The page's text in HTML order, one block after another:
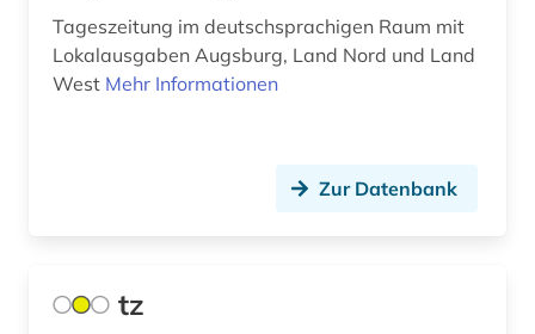
international (1)
internationale politik (1)
israel (4)
Tageszeitung im deutschsprachigen Raum mit
Lokalausgaben Augsburg, Land Nord und Land
West Mehr Informationen
Zur Datenbank
tz